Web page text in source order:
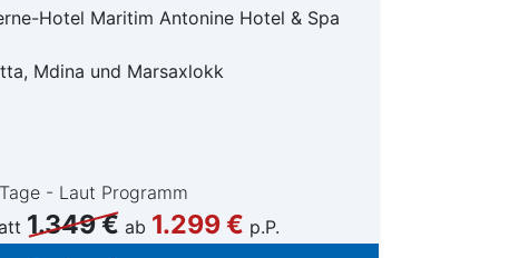
Hotel Maritim Antonine Hotel & Spa
Mdina und Marsaxlokk
- Laut Programm
1.349 € ab 1.299 € p.P.